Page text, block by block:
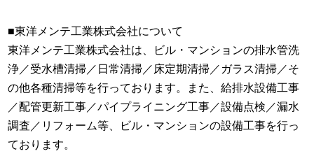
■東洋メンテ工業株式会社について
東洋メンテ工業株式会社は、ビル・マンションの排水管洗
浄／受水槽清掃／日常清掃／床定期清掃／ガラス清掃／そ
の他各種清掃等を行っております。また、給排水設備工事
／配管更新工事／パイプライニング工事／設備点検／漏水
調査／リフォーム等、ビル・マンションの設備工事を行っ
ております。